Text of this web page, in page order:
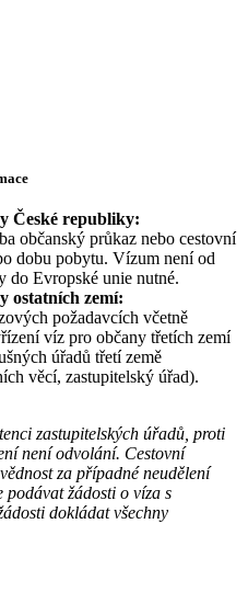
České republiky:
občanský průkaz nebo cestovní
dobu pobytu. Vízum není od
do Evropské unie nutné.
ostatních zemí:
požadavcích včetně
víz pro občany třetích zemí
úřadů třetí země
věcí, zastupitelský úřad).
zastupitelských úřadů, proti
není odvolání. Cestovní
za případné neudělení
žádosti o víza s
dokládat všechny